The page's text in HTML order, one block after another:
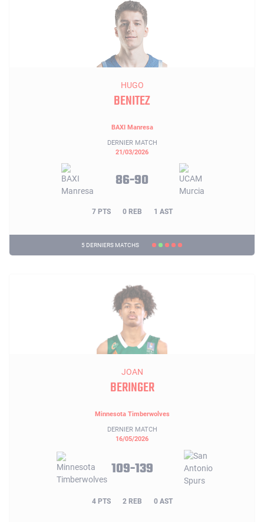
HUGO
BENITEZ
BAXI Manresa
DERNIER MATCH
21/03/2026
86-90
7 PTS 0 REB 1 AST
5 DERNIERS MATCHS
JOAN
BERINGER
Minnesota Timberwolves
DERNIER MATCH
16/05/2026
109-139
4 PTS 2 REB 0 AST